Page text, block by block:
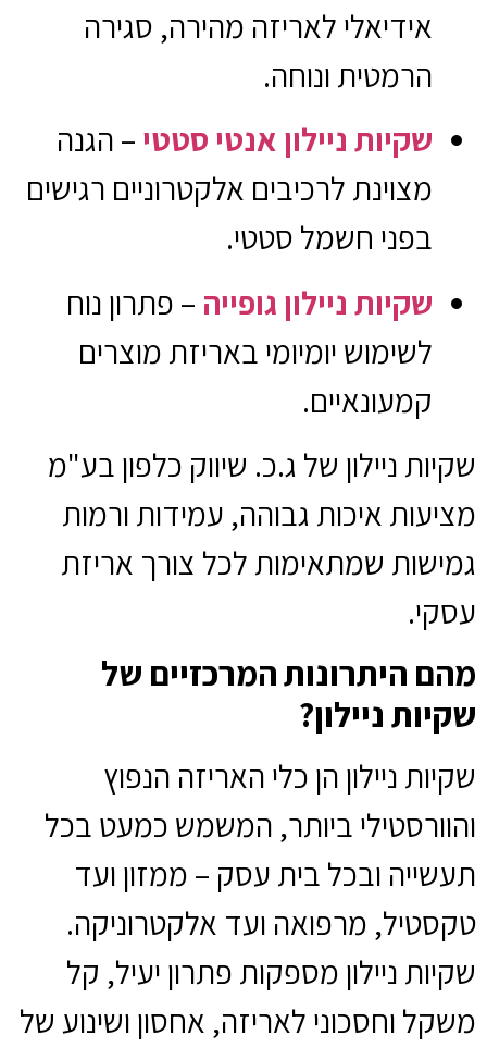
אידיאלי לאריזה מהירה, סגירה
הרמטית ונוחה.
שקיות ניילון אנטי סטטי – הגנה
מצוינת לרכיבים אלקטרוניים רגישים
בפני חשמל סטטי.
שקיות ניילון גופייה – פתרון נוח
לשימוש יומיומי באריזת מוצרים
קמעונאיים.
שקיות ניילון של ג.כ. שיווק כלפון בע"מ
מציעות איכות גבוהה, עמידות ורמות
גמישות שמתאימות לכל צורך אריזת
עסקי.
מהם היתרונות המרכזיים של
שקיות ניילון?
שקיות ניילון הן כלי האריזה הנפוץ
והוורסטילי ביותר, המשמש כמעט בכל
תעשייה ובכל בית עסק – ממזון ועד
טקסטיל, מרפואה ועד אלקטרוניקה.
שקיות ניילון מספקות פתרון יעיל, קל
משקל וחסכוני לאריזה, אחסון ושינוע של